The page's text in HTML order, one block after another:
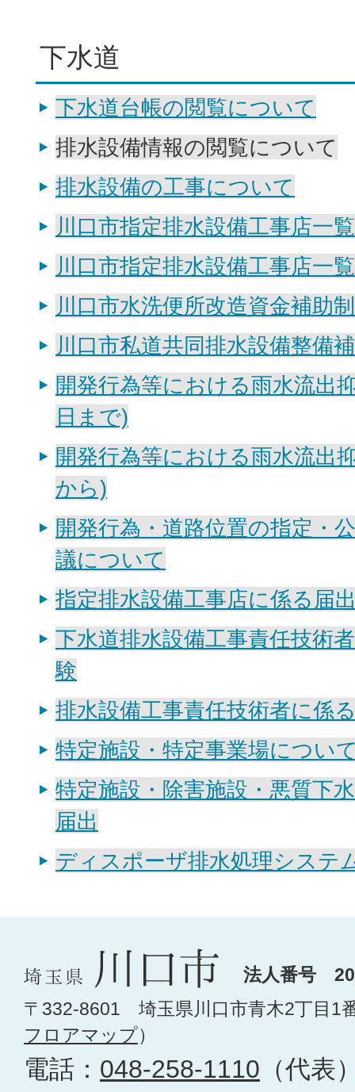
下水道
下水道台帳の閲覧について
排水設備情報の閲覧について
排水設備の工事について
川口市指定排水設備工事店一
川口市指定排水設備工事店一
川口市水洗便所改造資金補助
川口市私道共同排水設備整備
開発行為等における雨水流出
日まで)
開発行為等における雨水流出
から)
開発行為・道路位置の指定・
議について
指定排水設備工事店に係る届
下水道排水設備工事責任技術
験
排水設備工事責任技術者に係
特定施設・特定事業場につい
特定施設・除害施設・悪質下
届出
ディスポーザ排水処理システ
法人番号
〒332-8601 埼玉県川口市青木2丁目1
フロアマップ）
電話： 048-258-1110 （代表